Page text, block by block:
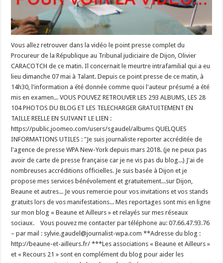
Vous allez retrouver dans la vidéo le point presse complet du
Procureur de la République au Tribunal judiciaire de Dijon, Olivier
CARACOTCH de ce matin. Il concernait le meurtre intrafamilial qui a eu
lieu dimanche 07 mai à Talant. Depuis ce point presse de ce matin, à
14h30, l'information a été donnée comme quoi l'auteur présumé a été
mis en examen... VOUS POUVEZ RETROUVER LES 293 ALBUMS, LES 28
104 PHOTOS DU BLOG ET LES TELECHARGER GRATUITEMENT EN
TAILLE REELLE EN SUIVANT LE LIEN :
https://public.joomeo.com/users/sgaudel/albums QUELQUES
INFORMATIONS UTILES : "Je suis journaliste reporter accréditée de
l'agence de presse WPA New-York depuis mars 2018. (je ne peux pas
avoir de carte de presse française car je ne vis pas du blog...) J'ai de
nombreuses accréditions officielles. Je suis basée à Dijon et je
propose mes services bénévolement et gratuitement...sur Dijon,
Beaune et autres... Je vous remercie pour vos invitations et vos stands
gratuits lors de vos manifestations... Mes reportages sont mis en ligne
sur mon blog « Beaune et Ailleurs » et relayés sur mes réseaux
sociaux. Vous pouvez me contacter par téléphone au: 07.66.47.93.76
– par mail : sylvie.gaudel@journalist-wpa.com **Adresse du blog :
http://beaune-et-ailleurs.fr/ ***Les associations « Beaune et Ailleurs »
et « Recours 21 » sont en complément du blog pour aider les